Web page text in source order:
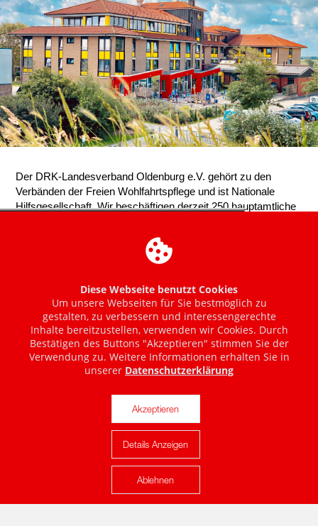
Karte anzeigen
Diese Webseite benutzt Cookies
Um unsere Webseiten für Sie bestmöglich zu
gestalten, zu verbessern und interessengerechte
Inhalte bereitzustellen, verwenden wir Cookies. Durch
Bestätigen des Buttons "Akzeptieren" stimmen Sie der
Verwendung zu. Weitere Informationen erhalten Sie in
unserer Datenschutzerklärung
Akzeptieren
Details Anzeigen
Ablehnen